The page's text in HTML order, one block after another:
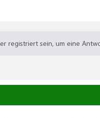
registriert sein, um eine